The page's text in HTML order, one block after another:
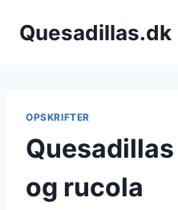
Quesadillas.dk
OPSKRIFTER
og rucola